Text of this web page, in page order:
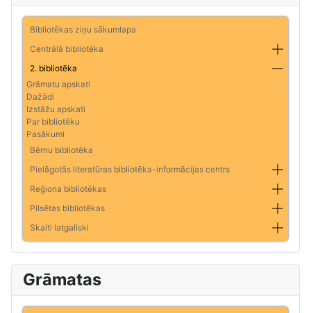
Bibliotēkas ziņu sākumlapa
Centrālā bibliotēka
2. bibliotēka
Grāmatu apskati
Dažādi
Izstāžu apskati
Par bibliotēku
Pasākumi
Bērnu bibliotēka
Pielāgotās literatūras bibliotēka-informācijas centrs
Reģiona bibliotēkas
Pilsētas bibliotēkas
Skaiti latgaliski
Grāmatas